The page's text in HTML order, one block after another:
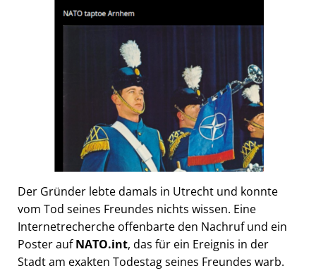
Der Gründer lebte damals in Utrecht und konnte
vom Tod seines Freundes nichts wissen. Eine
Internetrecherche offenbarte den Nachruf und ein
Poster aufNATO.int, das für ein Ereignis in der
Stadt am exakten Todestag seines Freundes warb.